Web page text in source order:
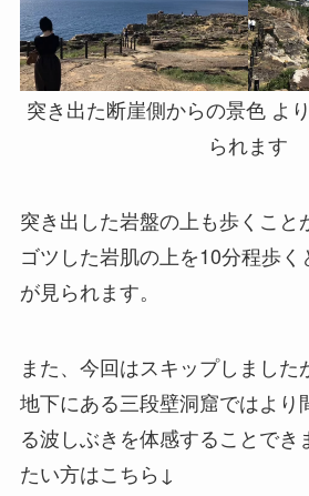
突き出た断崖側からの景色 よ
られます
突き出した岩盤の上も歩くこと
ゴツした岩肌の上を10分程歩
が見られます。
また、今回はスキップしました
地下にある三段壁洞窟ではより
る波しぶきを体感することでき
たい方はこちら↓